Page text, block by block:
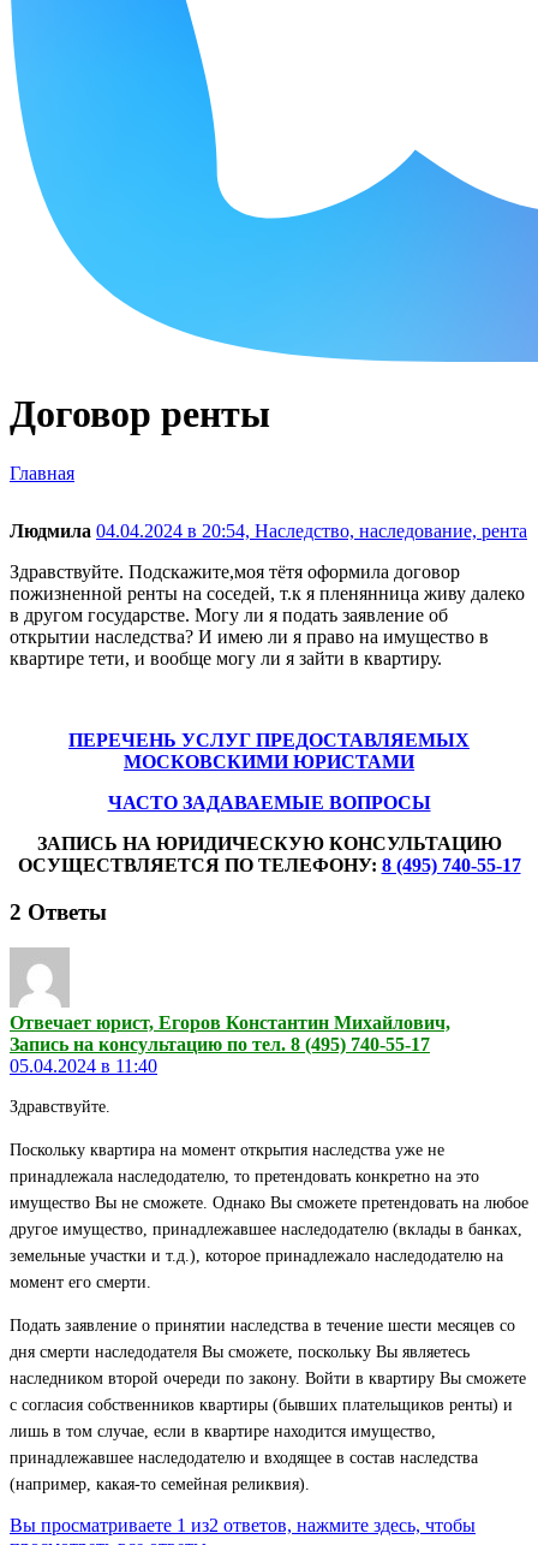
Договор ренты
Главная
Людмила 04.04.2024 в 20:54, Наследство, наследование, рента
Здравствуйте. Подскажите,моя тётя оформила договор
пожизненной ренты на соседей, т.к я пленянница живу далеко
в другом государстве. Могу ли я подать заявление об
открытии наследства? И имею ли я право на имущество в
квартире тети, и вообще могу ли я зайти в квартиру.
ПЕРЕЧЕНЬ УСЛУГ ПРЕДОСТАВЛЯЕМЫХ
МОСКОВСКИМИ ЮРИСТАМИ
ЧАСТО ЗАДАВАЕМЫЕ ВОПРОСЫ
ЗАПИСЬ НА ЮРИДИЧЕСКУЮ КОНСУЛЬТАЦИЮ
ОСУЩЕСТВЛЯЕТСЯ ПО ТЕЛЕФОНУ: 8 (495) 740-55-17
2 Ответы
Отвечает юрист, Егоров Константин Михайлович,
Запись на консультацию по тел. 8 (495) 740-55-17
05.04.2024 в 11:40
Здравствуйте.
Поскольку квартира на момент открытия наследства уже не
принадлежала наследодателю, то претендовать конкретно на это
имущество Вы не сможете. Однако Вы сможете претендовать на любое
другое имущество, принадлежавшее наследодателю (вклады в банках,
земельные участки и т.д.), которое принадлежало наследодателю на
момент его смерти.
Подать заявление о принятии наследства в течение шести месяцев со
дня смерти наследодателя Вы сможете, поскольку Вы являетесь
наследником второй очереди по закону. Войти в квартиру Вы сможете
с согласия собственников квартиры (бывших плательщиков ренты) и
лишь в том случае, если в квартире находится имущество,
принадлежавшее наследодателю и входящее в состав наследства
(например, какая-то семейная реликвия).
Вы просматриваете 1 из2 ответов, нажмите здесь, чтобы